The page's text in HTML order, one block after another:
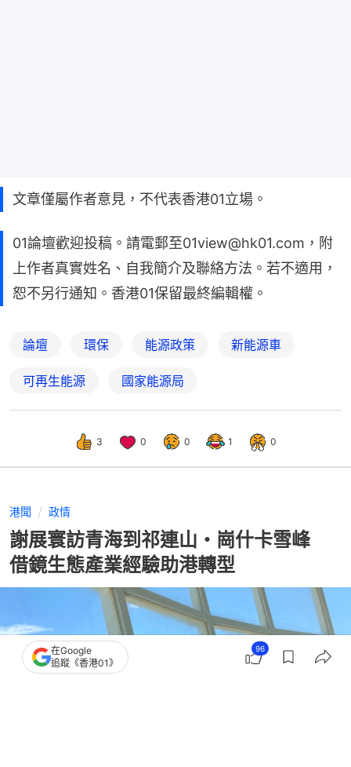
文章僅屬作者意見，不代表香港01立場。
01論壇歡迎投稿。請電郵至01view@hk01.com，附
上作者真實姓名、自我簡介及聯絡方法。若不適用，
恕不另行通知。香港01保留最終編輯權。
論壇 環保 能源政策 新能源車
可再生能源 國家能源局
3 0 0 1 0
港聞 政情
謝展寰訪青海到祁連山・崗什卡雪峰
借鏡生態產業經驗助港轉型
在Google
追蹤《香港01》
96